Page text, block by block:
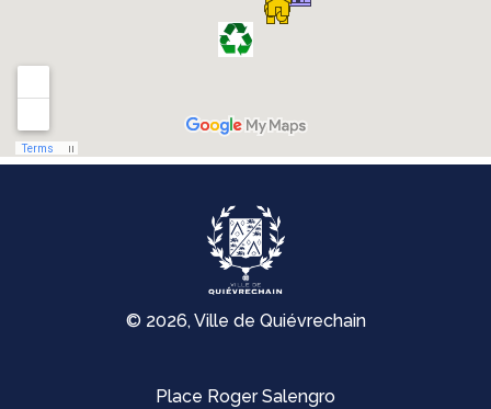
© 2026, Ville de Quiévrechain
Place Roger Salengro